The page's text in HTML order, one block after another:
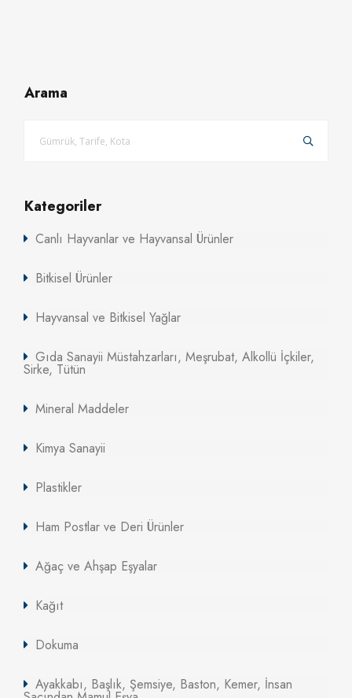
Arama
Kategoriler
Canlı Hayvanlar ve Hayvansal Ürünler
Bitkisel Ürünler
Hayvansal ve Bitkisel Yağlar
Gıda Sanayii Müstahzarları, Meşrubat, Alkollü İçkiler,
Sirke, Tütün
Mineral Maddeler
Kimya Sanayii
Plastikler
Ham Postlar ve Deri Ürünler
Ağaç ve Ahşap Eşyalar
Kağıt
Dokuma
Ayakkabı, Başlık, Şemsiye, Baston, Kemer, İnsan